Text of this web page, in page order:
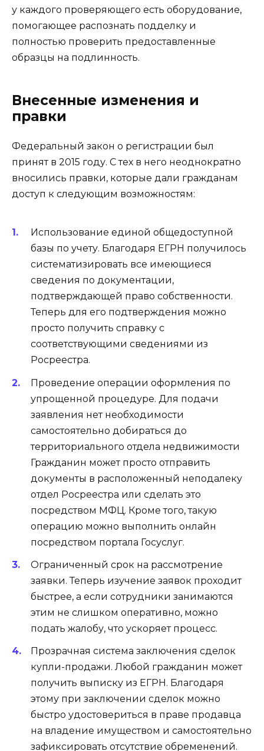
у каждого проверяющего есть оборудование,
помогающее распознать подделку и
полностью проверить предоставленные
образцы на подлинность.
Внесенные изменения и
правки
Федеральный закон о регистрации был
принят в 2015 году. С тех в него неоднократно
вносились правки, которые дали гражданам
доступ к следующим возможностям:
Использование единой общедоступной
базы по учету. Благодаря ЕГРН получилось
систематизировать все имеющиеся
сведения по документации,
подтверждающей право собственности.
Теперь для его подтверждения можно
просто получить справку с
соответствующими сведениями из
Росреестра.
Проведение операции оформления по
упрощенной процедуре. Для подачи
заявления нет необходимости
самостоятельно добираться до
территориального отдела недвижимости
Гражданин может просто отправить
документы в расположенный неподалеку
отдел Росреестра или сделать это
посредством МФЦ. Кроме того, такую
операцию можно выполнить онлайн
посредством портала Госуслуг.
Ограниченный срок на рассмотрение
заявки. Теперь изучение заявок проходит
быстрее, а если сотрудники занимаются
этим не слишком оперативно, можно
подать жалобу, что ускоряет процесс.
Прозрачная система заключения сделок
купли-продажи. Любой гражданин может
получить выписку из ЕГРН. Благодаря
этому при заключении сделок можно
быстро удостовериться в праве продавца
на владение имуществом и самостоятельно
зафиксировать отсутствие обременений.